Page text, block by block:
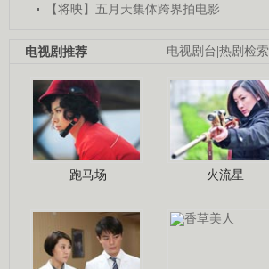
【将映】五月天集体跨界拍电影
电视剧台|热剧检索
电视剧推荐
跑马场 火流星